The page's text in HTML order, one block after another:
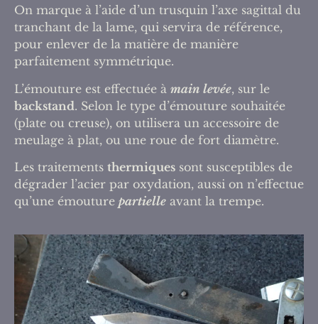
On marque à l’aide d’un trusquin l’axe sagittal du
tranchant de la lame, qui servira de référence,
pour enlever de la matière de manière
parfaitement symmétrique.
L’émouture est effectuée à main levée, sur le
backstand. Selon le type d’émouture souhaitée
(plate ou creuse), on utilisera un accessoire de
meulage à plat, ou une roue de fort diamètre.
Les traitements thermiques sont susceptibles de
dégrader l’acier par oxydation, aussi on n’effectue
qu’une émouture partielle avant la trempe.